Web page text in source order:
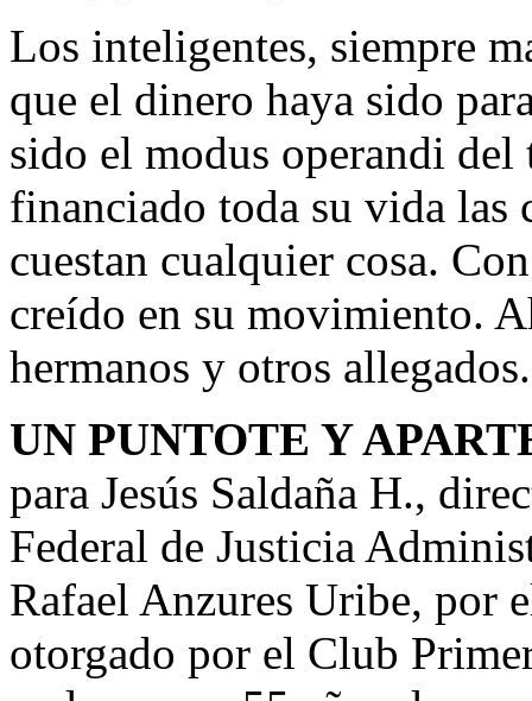
Los inteligentes, siempre
que el dinero haya sido
sido el modus operandi del
financiado toda su vida las
cuestan cualquier cosa.
creído en su movimiento.
hermanos y otros allegados.
UN PUNTOTE Y
para Jesús Saldaña H.,
Federal de Justicia
Rafael Anzures Uribe, por
otorgado por el Club